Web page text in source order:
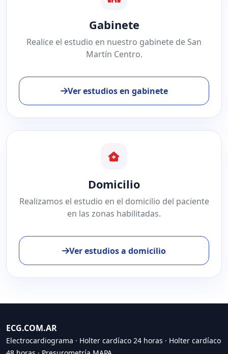
Gabinete
Realice el estudio en nuestro gabinete de San
Martín Centro.
Ver estudios en gabinete
Domicilio
Realizamos el estudio en el domicilio del paciente
en las zonas habilitadas.
Ver estudios a domicilio
ECG.COM.AR
Electrocardiograma · Holter cardíaco 24 horas · Holter cardíaco